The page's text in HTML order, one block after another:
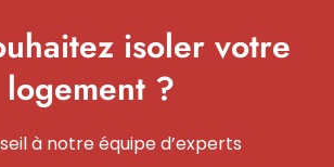
isoler votre
logement ?
à notre équipe d’experts